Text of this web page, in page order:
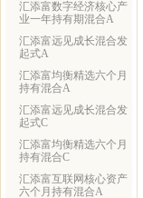
汇添富数字经济核心产
业一年持有期混合A
汇添富远见成长混合发
起式A
汇添富均衡精选六个月
持有混合A
汇添富远见成长混合发
起式C
汇添富均衡精选六个月
持有混合C
汇添富互联网核心资产
六个月持有混合A